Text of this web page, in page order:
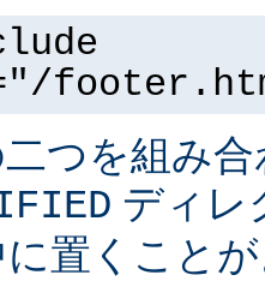
つを組み
ディレ
に置くこと